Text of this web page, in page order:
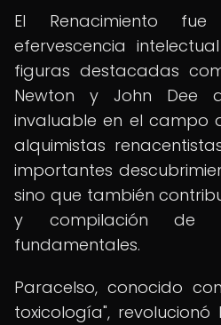
El Renacimiento
efervescencia
figuras destacadas
Newton y John Dee
invaluable en el campo
alquimistas
importantes
sino que también
y compilación de
fundamentales.
Paracelso, conocido
toxicología",